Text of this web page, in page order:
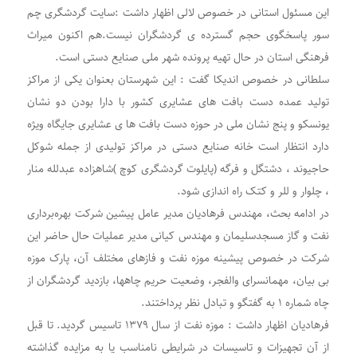
این مسئول استانی در خصوص لالی اظهار داشت :سایت گردشگری چم
سور پاسخگوی حجم گسترده ی گردشگران نیست.هم اکنون میراث
فرهنگی استان در حال تهیه پرونده شهر ملی صنایع دستی است.
سلطانی در خصوص اندیکا گفت : این شهرستان بعنوان یکی از مراکز
تولید عمده دست بافت های عشایری کشور با دارا بودن دو نشان
یونسکو و پنج نشان ملی در حوزه دست بافت ها ی عشایری جایگاه ویژه
دارد انتظار است خانه صنایع دستی در مراکز تولیدی از جمله شوکل
حاجیوند ، دشتگل و فرگه (پایلوت گردشگری کوچ )شاهزاده عبدلله منار
، چلوار و للر و کتک راه اندازی شود.
در ادامه بحث، مهندس فرهادیان مدیر عامل پیشین شرکت بهره‌برداری
نفت و گاز مسجدسلیمان و مهندس کیانی مدیر عملیات حال حاضر این
شرکت در خصوص پیشینه موزه نفت و فازهای مختلف آن، پارک موزه
بی بیان، مهمانسرای والفجر، وضعیت حریم چاهها، بازدید گردشگران از
چاه شماره ۱ به گفتگو و تبادل نظر پرداختند.
فرهادیان اظهار داشت : موزه نفت از سال ۱۳۷۹ تاسیس گردید. تا قبل
از آن تجهیزات و تاسیسات در شرایطی نامناسب یا به مزایده گذاشته